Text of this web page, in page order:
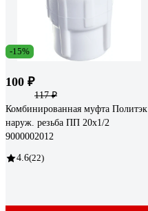
-15%
100 ₽
117 ₽
Комбинированная муфта Политэк
наруж. резьба ПП 20х1/2
9000002012
4.6(22)